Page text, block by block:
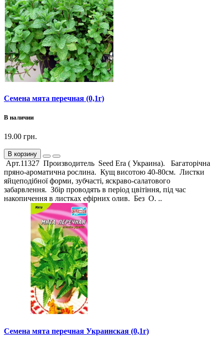
Семена мята перечная (0,1г)
В наличии
19.00 грн.
В корзину
Арт.11327 Производитель Seed Era ( Украина). Багаторічна
пряно-ароматична рослина. Кущ висотою 40-80см. Листки
яйцеподібної форми, зубчасті, яскраво-салатового
забарвлення. Збір проводять в період цвітіння, під час
накопичення в листках ефірних олив. Без О. ..
Семена мята перечная Украинская (0,1г)